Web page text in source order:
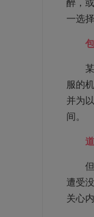
醉，
一选
某些
服的
并为
间。
但是
遭受
关心